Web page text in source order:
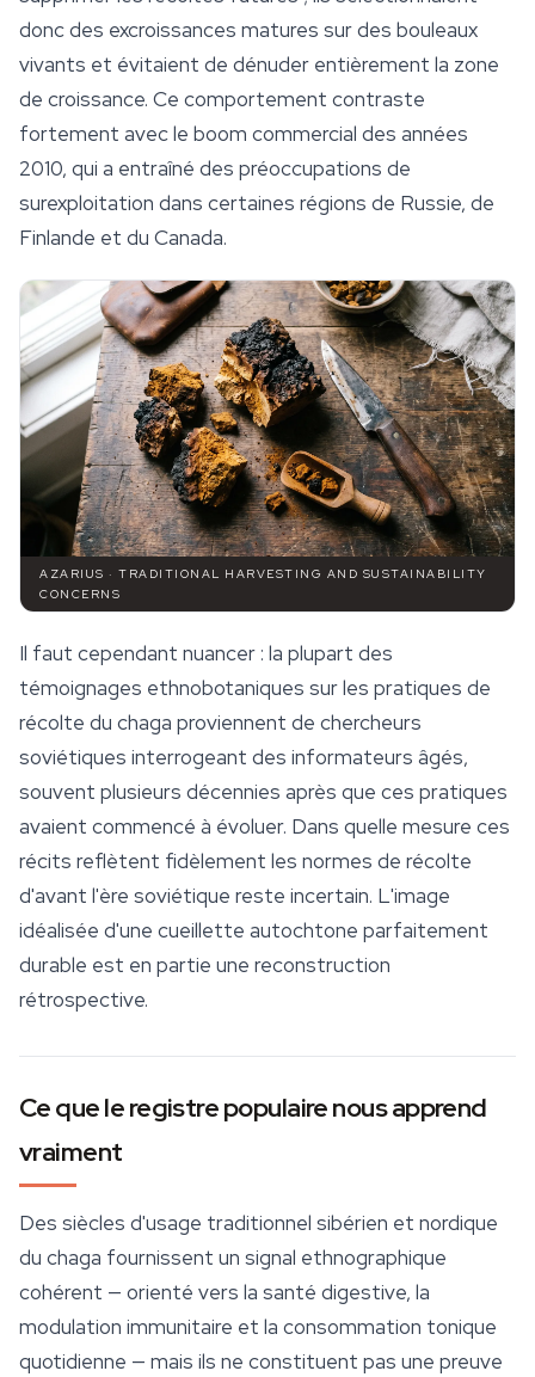
donc des excroissances matures sur des bouleaux
vivants et évitaient de dénuder entièrement la zone
de croissance. Ce comportement contraste
fortement avec le boom commercial des années
2010, qui a entraîné des préoccupations de
surexploitation dans certaines régions de Russie, de
Finlande et du Canada.
AZARIUS · TRADITIONAL HARVESTING AND SUSTAINABILITY
CONCERNS
Il faut cependant nuancer : la plupart des
témoignages ethnobotaniques sur les pratiques de
récolte du chaga proviennent de chercheurs
soviétiques interrogeant des informateurs âgés,
souvent plusieurs décennies après que ces pratiques
avaient commencé à évoluer. Dans quelle mesure ces
récits reflètent fidèlement les normes de récolte
d'avant l'ère soviétique reste incertain. L'image
idéalisée d'une cueillette autochtone parfaitement
durable est en partie une reconstruction
rétrospective.
Ce que le registre populaire nous apprend
vraiment
Des siècles d'usage traditionnel sibérien et nordique
du chaga fournissent un signal ethnographique
cohérent — orienté vers la santé digestive, la
modulation immunitaire et la consommation tonique
quotidienne — mais ils ne constituent pas une preuve